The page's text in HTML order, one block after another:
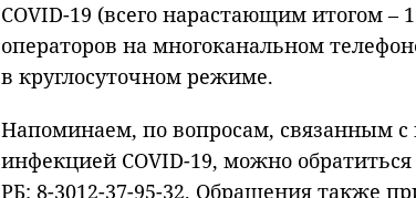
COVID-19 (всего нарастающим итогом –
операторов на многоканальном
в круглосуточном режиме.
Напоминаем, по вопросам, связанным с
инфекцией COVID-19, можно
РБ: 8-3012-37-95-32. Обращения также